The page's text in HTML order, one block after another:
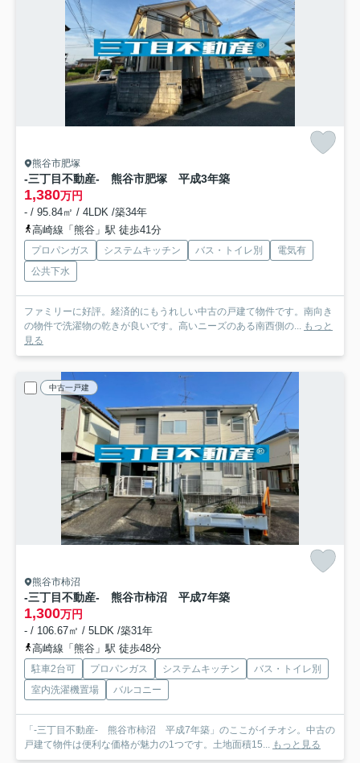
熊谷市肥塚
-三丁目不動産- 熊谷市肥塚 平成3年築
1,380万円
- / 95.84㎡ / 4LDK /築34年
高崎線「熊谷」駅 徒歩41分
プロパンガス システムキッチン バス・トイレ別
電気有
公共下水
ファミリーに好評。経済的にもうれしい中古の戸建て物件です。南向き
の物件で洗濯物の乾きが良いです。高いニーズのある南西側の... もっと
見る
中古一戸建
熊谷市柿沼
-三丁目不動産- 熊谷市柿沼 平成7年築
1,300万円
- / 106.67㎡ / 5LDK /築31年
高崎線「熊谷」駅 徒歩48分
駐車2台可 プロパンガス システムキッチン
バス・トイレ別
室内洗濯機置場
バルコニー
「-三丁目不動産- 熊谷市柿沼 平成7年築」のここがイチオシ。中古の
戸建て物件は便利な価格が魅力の1つです。土地面積15... もっと見る